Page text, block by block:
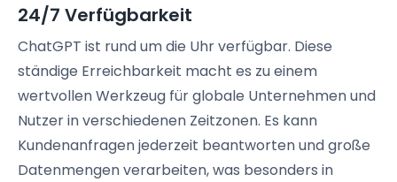
24/7 Verfügbarkeit
ChatGPT ist rund um die Uhr verfügbar. Diese
ständige Erreichbarkeit macht es zu einem
wertvollen Werkzeug für globale Unternehmen und
Nutzer in verschiedenen Zeitzonen. Es kann
Kundenanfragen jederzeit beantworten und große
Datenmengen verarbeiten, was besonders in